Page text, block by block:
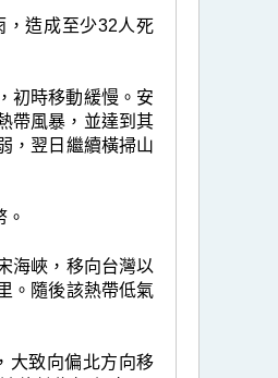
，造成至少32人死
初時移動緩慢。安
帶風暴，並達到其
，翌日繼續橫掃山
海峽，移向台灣以
。隨後該熱帶低氣
大致向偏北方向移